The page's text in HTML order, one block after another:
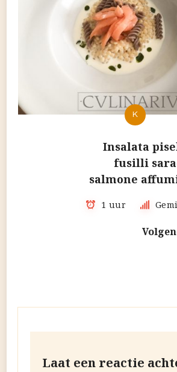
K
Insalata
fusilli
salmone
1 uur
Laat een reactie